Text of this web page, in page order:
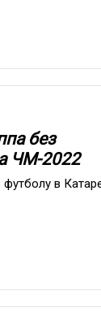
без
ЧМ-2022
футболу в